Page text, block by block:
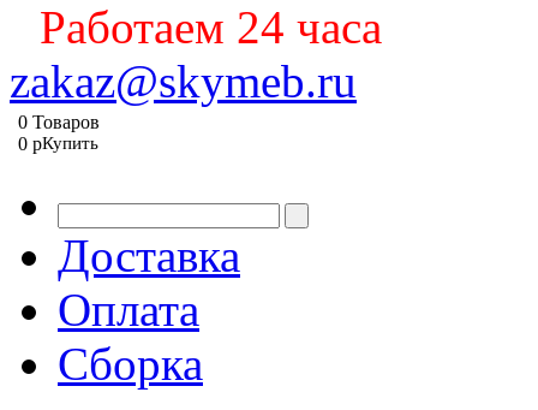
Работаем 24 часа
zakaz@skymeb.ru
0 Товаров
0 pКупить
Доставка
Оплата
Сборка